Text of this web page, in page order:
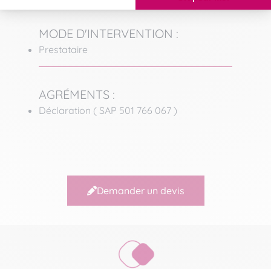
MODE D'INTERVENTION :
Prestataire
AGRÉMENTS :
Déclaration ( SAP 501 766 067 )
Demander un devis